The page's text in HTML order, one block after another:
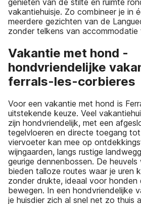
genieten van de stilte en ruimte
vakantiehuisje. Zo combineer je in
meerdere gezichten van de
zonder telkens van accommodatie
Vakantie met hond -
hondvriendelijke
ferrals-les-corbieres
Voor een vakantie met hond is
uitstekende keuze. Veel
zijn hondvriendelijk, met een
tegelvloeren en directe toegang
viervoeter kan mee op
wijngaarden, langs rustige
geurige dennenbossen. De
bieden talloze routes waar je uren
zonder drukte, ideaal voor honden
bewegen. In een hondvriendelijke
je huisdier zich al snel net zo thuis